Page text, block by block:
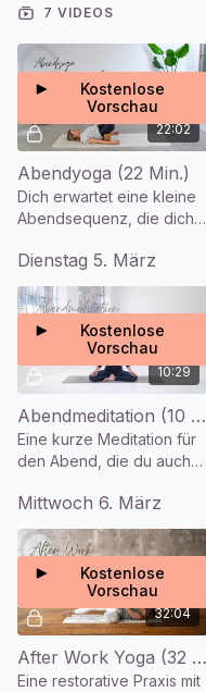
Lass uns gemeinsam die
#sleepwell
7 VIDEOS
22:02
Kostenlose
Vorschau
Abendyoga (22 Min.)
Dich erwartet eine kleine
Abendsequenz, die dich
deine Energie langsam
runter fährt.
Dienstag 5. März
10:29
Kostenlose
Vorschau
Abendmeditation (10 Min.)
Eine kurze Meditation für
den Abend, die du auch
wenn du magst.
Mittwoch 6. März
32:04
Kostenlose
Vorschau
After Work Yoga (32 Min.)
Eine restorative Praxis mit